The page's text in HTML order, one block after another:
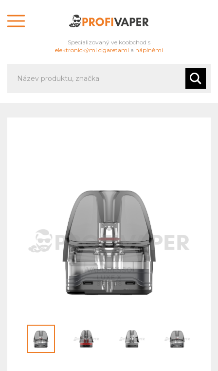
Specializovaný velkoobchod s
elektronickými cigaretami a náplněmi